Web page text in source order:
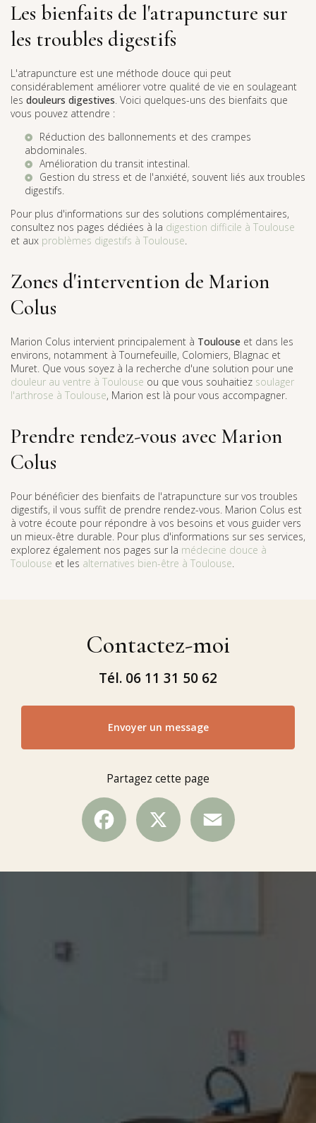
Les bienfaits de l'atrapuncture sur
les troubles digestifs
L'atrapuncture est une méthode douce qui peut
considérablement améliorer votre qualité de vie en soulageant
les douleurs digestives. Voici quelques-uns des bienfaits que
vous pouvez attendre :
Réduction des ballonnements et des crampes
abdominales.
Amélioration du transit intestinal.
Gestion du stress et de l'anxiété, souvent liés aux troubles
digestifs.
Pour plus d'informations sur des solutions complémentaires,
consultez nos pages dédiées à la digestion difficile à Toulouse
et aux problèmes digestifs à Toulouse.
Zones d'intervention de Marion
Colus
Marion Colus intervient principalement à Toulouse et dans les
environs, notamment à Tournefeuille, Colomiers, Blagnac et
Muret. Que vous soyez à la recherche d'une solution pour une
douleur au ventre à Toulouse ou que vous souhaitiez soulager
l'arthrose à Toulouse, Marion est là pour vous accompagner.
Prendre rendez-vous avec Marion
Colus
Pour bénéficier des bienfaits de l'atrapuncture sur vos troubles
digestifs, il vous suffit de prendre rendez-vous. Marion Colus est
à votre écoute pour répondre à vos besoins et vous guider vers
un mieux-être durable. Pour plus d'informations sur ses services,
explorez également nos pages sur la médecine douce à
Toulouse et les alternatives bien-être à Toulouse.
Contactez-moi
Tél. 06 11 31 50 62
Envoyer un message
Partagez cette page
Facebook